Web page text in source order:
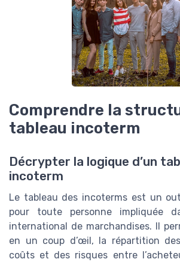
Comprendre la
tableau incoterm
Décrypter la logique d’un
incoterm
Le tableau des incoterms est un
pour toute personne impliquée
international de marchandises. Il
en un coup d’œil, la répartition
coûts et des risques entre